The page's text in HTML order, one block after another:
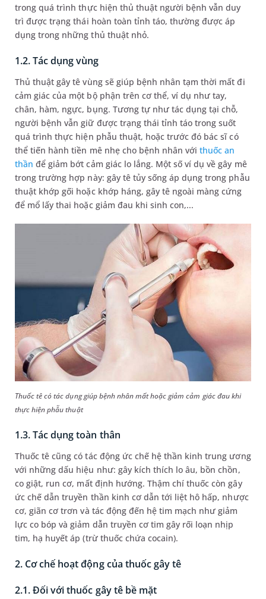
trong quá trình thực hiện thủ thuật người bệnh vẫn duy
trì được trạng thái hoàn toàn tỉnh táo, thường được áp
dụng trong những thủ thuật nhỏ.
1.2. Tác dụng vùng
Thủ thuật gây tê vùng sẽ giúp bệnh nhân tạm thời mất đi
cảm giác của một bộ phận trên cơ thể, ví dụ như tay,
chân, hàm, ngực, bụng. Tương tự như tác dụng tại chỗ,
người bệnh vẫn giữ được trạng thái tỉnh táo trong suốt
quá trình thực hiện phẫu thuật, hoặc trước đó bác sĩ có
thể tiến hành tiền mê nhẹ cho bệnh nhân vớithuốc an
thần để giảm bớt cảm giác lo lắng. Một số ví dụ về gây mê
trong trường hợp này: gây tê tủy sống áp dụng trong phẫu
thuật khớp gối hoặc khớp háng, gây tê ngoài màng cứng
để mổ lấy thai hoặc giảm đau khi sinh con,...
Thuốc tê có tác dụng giúp bệnh nhân mất hoặc giảm cảm giác đau khi
thực hiện phẫu thuật
1.3. Tác dụng toàn thân
Thuốc tê cũng có tác động ức chế hệ thần kinh trung ương
với những dấu hiệu như: gây kích thích lo âu, bồn chồn,
co giật, run cơ, mất định hướng. Thậm chí thuốc còn gây
ức chế dẫn truyền thần kinh cơ dẫn tới liệt hô hấp, nhược
cơ, giãn cơ trơn và tác động đến hệ tim mạch như giảm
lực co bóp và giảm dẫn truyền cơ tim gây rối loạn nhịp
tim, hạ huyết áp (trừ thuốc chứa cocain).
2. Cơ chế hoạt động của thuốc gây tê
2.1. Đối với thuốc gây tê bề mặt